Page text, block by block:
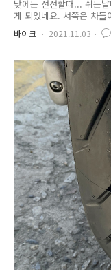
낮에는 선선할때... 쉬는
게 되었네요. 서쪽은 차들
화천쪽이나 춘천쪽이 다
아서 검색을 해보고 선돌
걸리는곳입니다. 이날 날
이 나네요. 아무래도 산쪽
꼬불꼬불 소나기재를 지
씨가 막 화창한 날은 아니
인 선돌쪽에..
바이크 2021.11.03